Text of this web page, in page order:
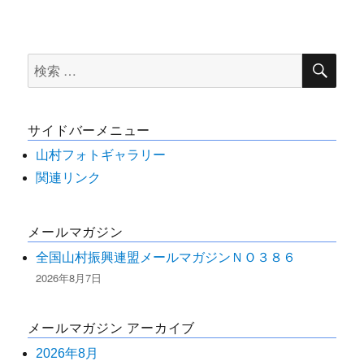
検
索
象:
検
サイドバーメニュー
山村フォトギャラリー
関連リンク
メールマガジン
全国山村振興連盟メールマガジンＮＯ３８６
2026年8月7日
メールマガジン アーカイブ
2026年8月